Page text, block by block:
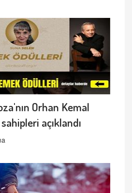
Orhan Kemal
açıklandı